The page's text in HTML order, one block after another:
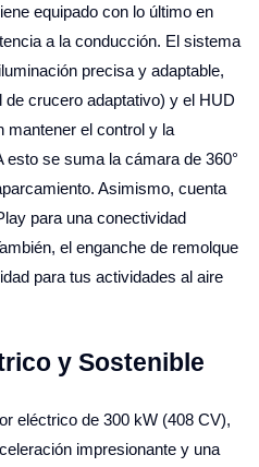
equipado con lo último en
a la conducción. El sistema
precisa y adaptable,
crucero adaptativo) y el HUD
mantener el control y la
esto se suma la cámara de 360°
Asimismo, cuenta
para una conectividad
el enganche de remolque
para tus actividades al aire
y Sostenible
eléctrico de 300 kW (408 CV),
impresionante y una